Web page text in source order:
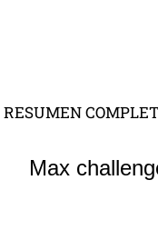
RESUMEN